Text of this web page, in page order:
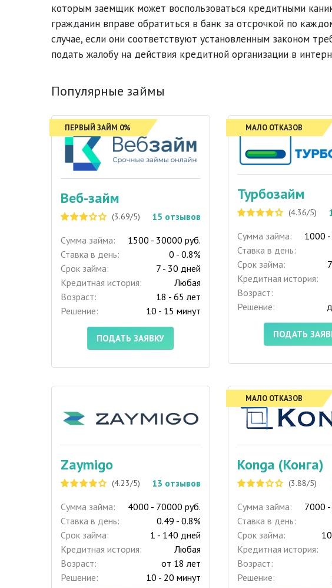
которым заемщик может воспользоваться кредитными
гражданин вправе обратиться в банк за отсрочкой по
случае, если они соответствуют установленным законом
подать жалобу на действия кредитной организации в
Популярные займы
ПЕРВЫЙ ЗАЙМ 0%
Веб-займ
(3.69/5) 15 отзывов
Сумма займа:
1500 - 30000 руб.
Ставка в день:
0 - 0.8%
Срок займа:
7 - 30 дней
Кредитная история:
Любая
Возраст:
18 - 65 лет
Решение:
10 - 15 минут
ПОДАТЬ ЗАЯВКУ
МАЛО ОТКАЗОВ
Турбозайм
(4.36/5)
Сумма займа:
1000
Ставка в день:
Срок займа:
Кредитная история:
Возраст:
Решение:
ПОДАТЬ
Zaymigo
(4.23/5) 13 отзывов
Сумма займа:
4000 - 70000 руб.
Ставка в день:
0.49 - 0.8%
Срок займа:
1 - 140 дней
Кредитная история:
Любая
Возраст:
от 18 лет
Решение:
10 - 20 минут
МАЛО ОТКАЗОВ
Konga (Конга)
(3.88/5)
Сумма займа:
7000
Ставка в день:
Срок займа:
Кредитная история:
Возраст:
Решение: